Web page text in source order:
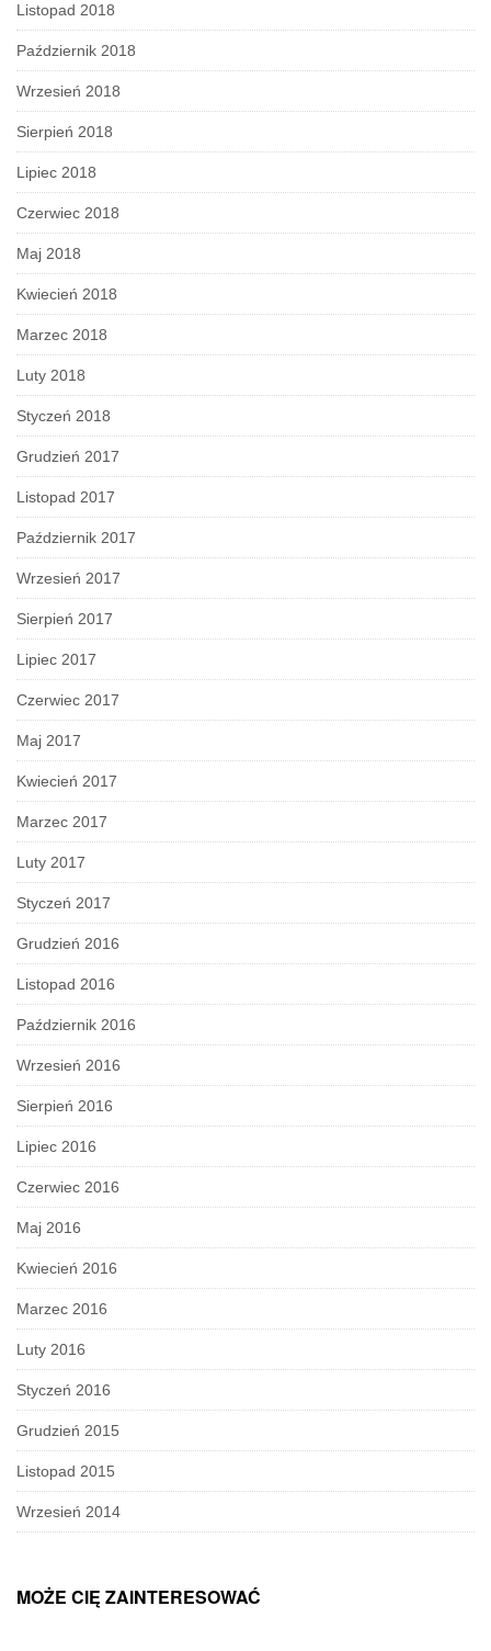
Listopad 2018
Październik 2018
Wrzesień 2018
Sierpień 2018
Lipiec 2018
Czerwiec 2018
Maj 2018
Kwiecień 2018
Marzec 2018
Luty 2018
Styczeń 2018
Grudzień 2017
Listopad 2017
Październik 2017
Wrzesień 2017
Sierpień 2017
Lipiec 2017
Czerwiec 2017
Maj 2017
Kwiecień 2017
Marzec 2017
Luty 2017
Styczeń 2017
Grudzień 2016
Listopad 2016
Październik 2016
Wrzesień 2016
Sierpień 2016
Lipiec 2016
Czerwiec 2016
Maj 2016
Kwiecień 2016
Marzec 2016
Luty 2016
Styczeń 2016
Grudzień 2015
Listopad 2015
Wrzesień 2014
MOŻE CIĘ ZAINTERESOWAĆ